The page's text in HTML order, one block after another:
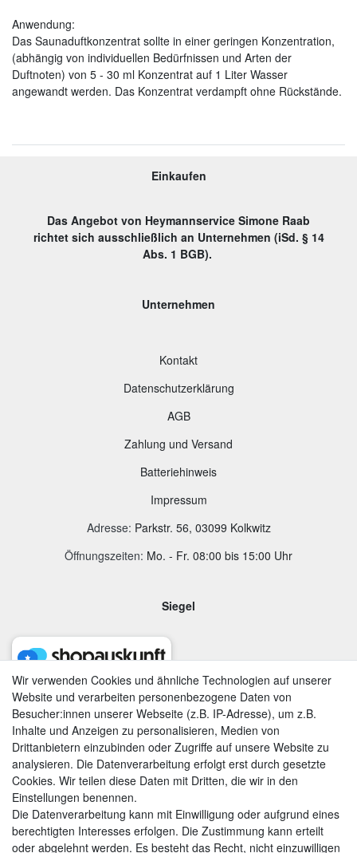
Anwendung:
Das Saunaduftkonzentrat sollte in einer geringen Konzentration,
(abhängig von individuellen Bedürfnissen und Arten der
Duftnoten) von 5 - 30 ml Konzentrat auf 1 Liter Wasser
angewandt werden. Das Konzentrat verdampft ohne Rückstände.
Einkaufen
Das Angebot von Heymannservice Simone Raab
richtet sich ausschließlich an Unternehmen (iSd. § 14
Abs. 1 BGB).
Unternehmen
Kontakt
Datenschutzerklärung
AGB
Zahlung und Versand
Batteriehinweis
Impressum
Adresse: Parkstr. 56, 03099 Kolkwitz
Öffnungszeiten: Mo. - Fr. 08:00 bis 15:00 Uhr
Siegel
AGB | Widerrufsrecht | Datenschutzerklärung | Impressum
Wir verwenden Cookies und ähnliche Technologien auf unserer
Website und verarbeiten personenbezogene Daten von
Besucher:innen unserer Webseite (z.B. IP-Adresse), um z.B.
Inhalte und Anzeigen zu personalisieren, Medien von
Drittanbietern einzubinden oder Zugriffe auf unsere Website zu
analysieren. Die Datenverarbeitung erfolgt erst durch gesetzte
Cookies. Wir teilen diese Daten mit Dritten, die wir in den
Einstellungen benennen.
Die Datenverarbeitung kann mit Einwilligung oder aufgrund eines
berechtigten Interesses erfolgen. Die Zustimmung kann erteilt
oder abgelehnt werden. Es besteht das Recht, nicht einzuwilligen